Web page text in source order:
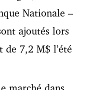
Nationale –
ajoutés lors
de 7,2 M$ l’été